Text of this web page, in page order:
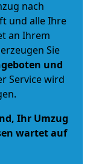
nach
und alle Ihre
an Ihrem
Sie
und
Service wird
Ihr Umzug
wartet auf